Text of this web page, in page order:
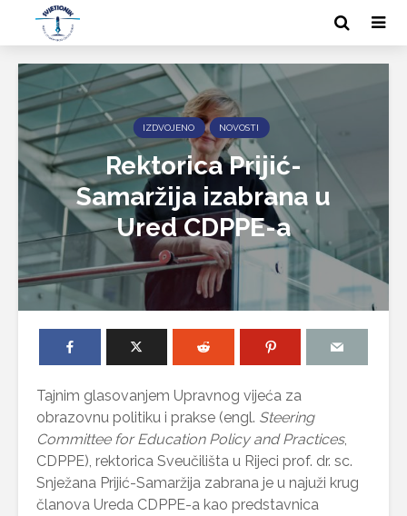
IZDVOJENO NOVOSTI
Rektorica Prijić-
Samaržija izabrana u
Ured CDPPE-a
Tajnim glasovanjem Upravnog vijeća za
obrazovnu politiku i prakse (engl. Steering
Committee for Education Policy and Practices,
CDPPE), rektorica Sveučilišta u Rijeci prof. dr. sc.
Snježana Prijić-Samaržija zabrana je u najuži krug
članova Ureda CDPPE-a kao predstavnica